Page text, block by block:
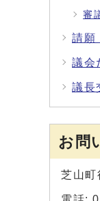
審
請願
議会
議長
お問
芝山